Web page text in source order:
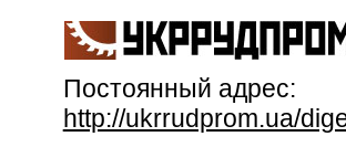
Постоянный адрес:
http://ukrrudprom.ua/